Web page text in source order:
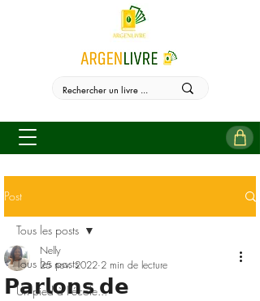
Post
Tous les posts
Un pied à l'école...
Tous les posts
𝗣𝗮𝗿𝗹𝗼𝗻𝘀 𝗱𝗲
Nelly
25 nov. 2022 2 min de lecture